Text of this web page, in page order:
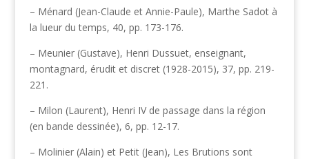
– Ménard (Jean-Claude et Annie-Paule), Marthe Sadot à
la lueur du temps, 40, pp. 173-176.
– Meunier (Gustave), Henri Dussuet, enseignant,
montagnard, érudit et discret (1928-2015), 37, pp. 219-
221.
– Milon (Laurent), Henri IV de passage dans la région
(en bande dessinée), 6, pp. 12-17.
– Molinier (Alain) et Petit (Jean), Les Brutions sont